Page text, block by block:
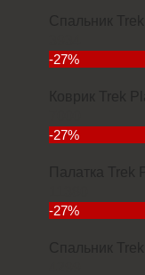
-27%
-27%
-27%